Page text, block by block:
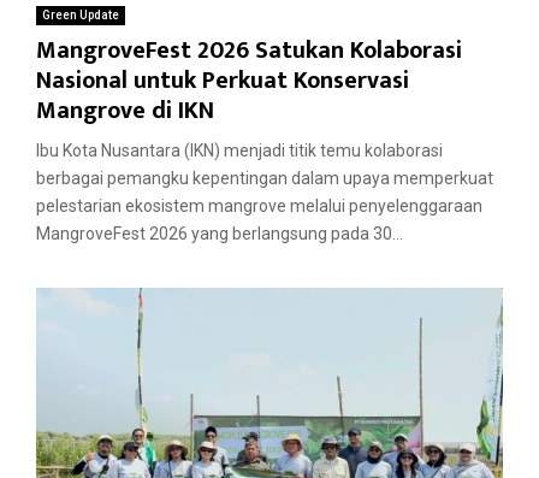
Green Update
MangroveFest 2026 Satukan Kolaborasi
Nasional untuk Perkuat Konservasi
Mangrove di IKN
Ibu Kota Nusantara (IKN) menjadi titik temu kolaborasi
berbagai pemangku kepentingan dalam upaya memperkuat
pelestarian ekosistem mangrove melalui penyelenggaraan
MangroveFest 2026 yang berlangsung pada 30...